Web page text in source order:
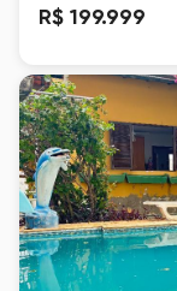
R$ 199.999